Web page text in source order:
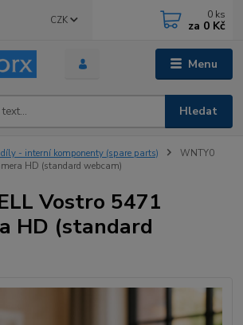
Menu
CZK
Hledat
0 ks
za 0 Kč
- interní komponenty (spare parts)
WNTY0
HD (standard webcam)
Vostro 5471
HD (standard